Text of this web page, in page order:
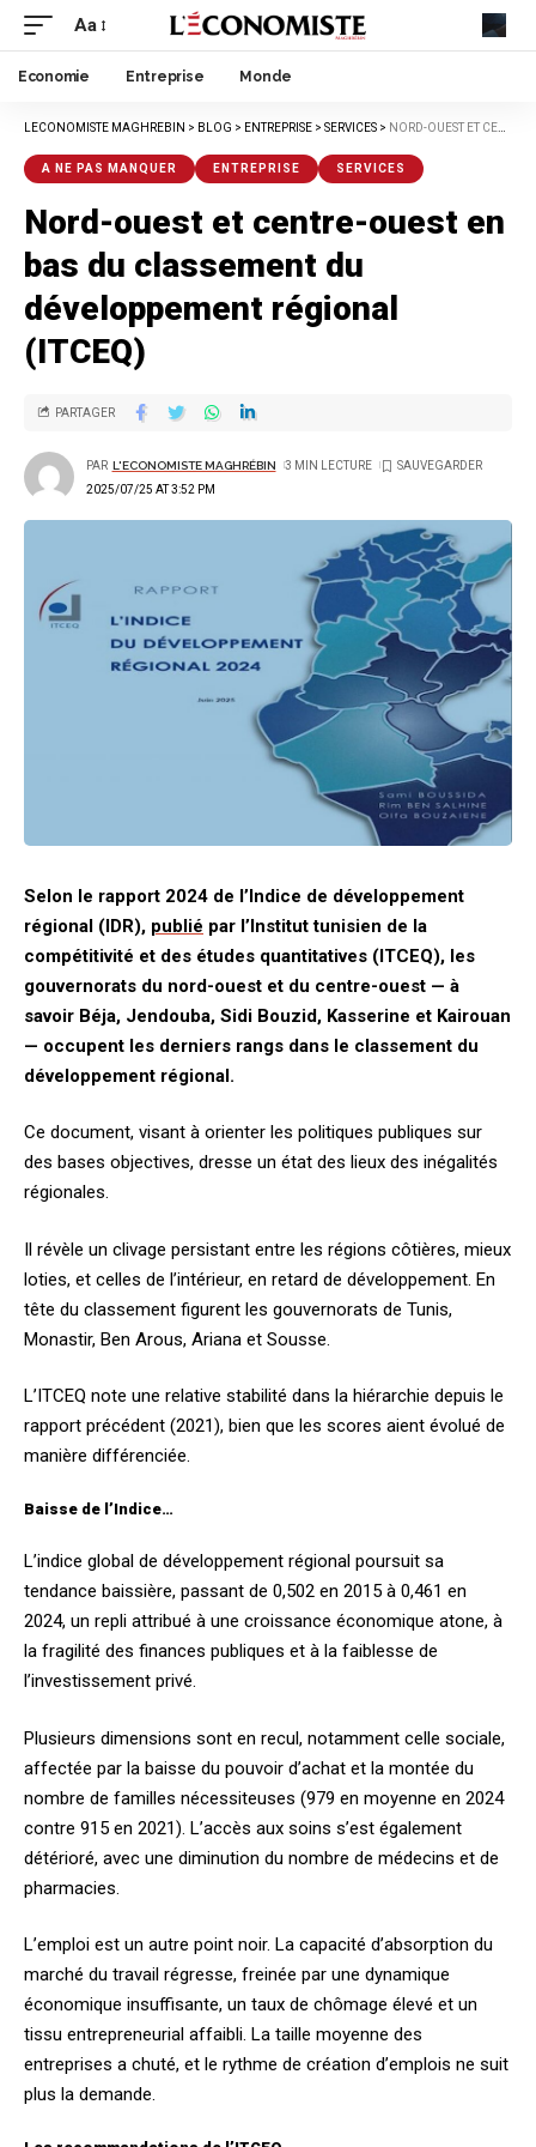
Aa
Economie Entreprise Monde
LECONOMISTE MAGHREBIN > BLOG > ENTREPRISE > SERVICES > NORD-OUEST ET CENTRE-OUEST EN BAS DU CLASSEMENT DU DÉVELOPPEMENT RÉGIONAL (ITCEQ)
A NE PAS MANQUER ENTREPRISE SERVICES
Nord-ouest et centre-ouest en
bas du classement du
développement régional
(ITCEQ)
2025/07/25 AT 3:52 PM
PAR L'ECONOMISTE MAGHRÉBIN 3 MIN LECTURE
PARTAGER
Selon le rapport 2024 de l’Indice de développement
régional (IDR), publié par l’Institut tunisien de la
compétitivité et des études quantitatives (ITCEQ), les
gouvernorats du nord-ouest et du centre-ouest — à
savoir Béja, Jendouba, Sidi Bouzid, Kasserine et Kairouan
— occupent les derniers rangs dans le classement du
développement régional.
Ce document, visant à orienter les politiques publiques sur
des bases objectives, dresse un état des lieux des inégalités
régionales.
Il révèle un clivage persistant entre les régions côtières, mieux
loties, et celles de l’intérieur, en retard de développement. En
tête du classement figurent les gouvernorats de Tunis,
Monastir, Ben Arous, Ariana et Sousse.
L’ITCEQ note une relative stabilité dans la hiérarchie depuis le
rapport précédent (2021), bien que les scores aient évolué de
manière différenciée.
Baisse de l’Indice…
L’indice global de développement régional poursuit sa
tendance baissière, passant de 0,502 en 2015 à 0,461 en
2024, un repli attribué à une croissance économique atone, à
la fragilité des finances publiques et à la faiblesse de
l’investissement privé.
Plusieurs dimensions sont en recul, notamment celle sociale,
affectée par la baisse du pouvoir d’achat et la montée du
nombre de familles nécessiteuses (979 en moyenne en 2024
contre 915 en 2021). L’accès aux soins s’est également
détérioré, avec une diminution du nombre de médecins et de
pharmacies.
L’emploi est un autre point noir. La capacité d’absorption du
marché du travail régresse, freinée par une dynamique
économique insuffisante, un taux de chômage élevé et un
tissu entrepreneurial affaibli. La taille moyenne des
entreprises a chuté, et le rythme de création d’emplois ne suit
plus la demande.